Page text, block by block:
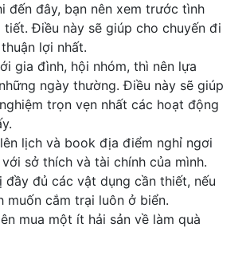
đến đây, bạn nên xem trước tình
tiết. Điều này sẽ giúp cho chuyến đi
lợi nhất.
gia đình, hội nhóm, thì nên lựa
ngày thường. Điều này sẽ giúp
trọn vẹn nhất các hoạt động
lịch và book địa điểm nghỉ ngơi
sở thích và tài chính của mình.
đầy đủ các vật dụng cần thiết, nếu
muốn cắm trại luôn ở biển.
mua một ít hải sản về làm quà